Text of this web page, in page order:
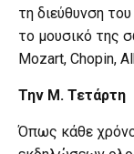
τη διεύθυνση
το μουσικό της
Mozart, Chopin,
Την Μ. Τετάρτη
Όπως κάθε